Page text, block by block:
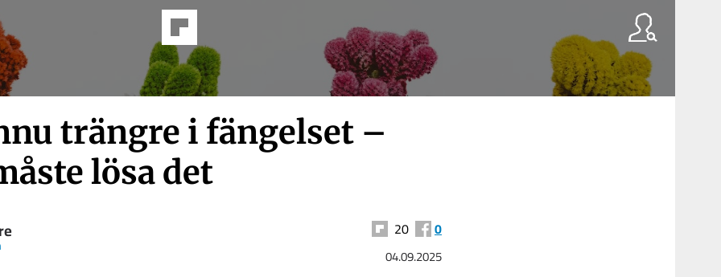
trängre i fängelset –
lösa det
20 0
04.09.2025